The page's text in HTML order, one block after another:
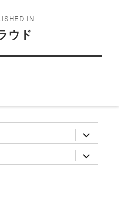
IN
ウド
expand
child
menu
expand
child
menu